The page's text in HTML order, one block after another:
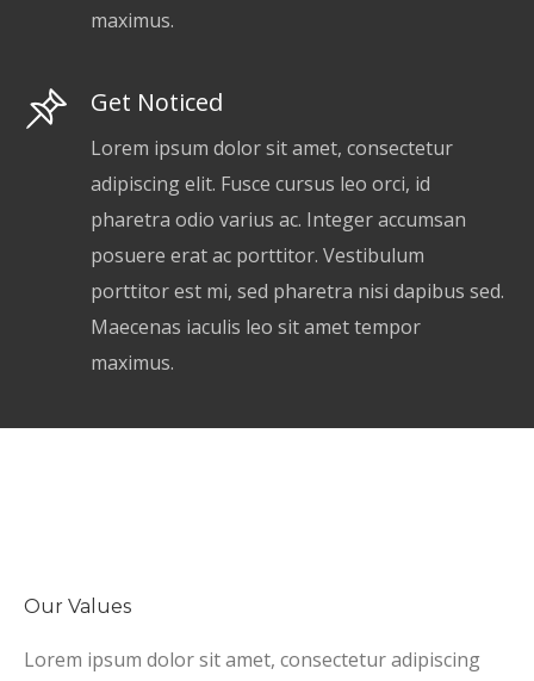
maximus.
Get Noticed
Lorem ipsum dolor sit amet, consectetur
adipiscing elit. Fusce cursus leo orci, id
pharetra odio varius ac. Integer accumsan
posuere erat ac porttitor. Vestibulum
porttitor est mi, sed pharetra nisi dapibus sed.
Maecenas iaculis leo sit amet tempor
maximus.
Our Values
Lorem ipsum dolor sit amet, consectetur adipiscing